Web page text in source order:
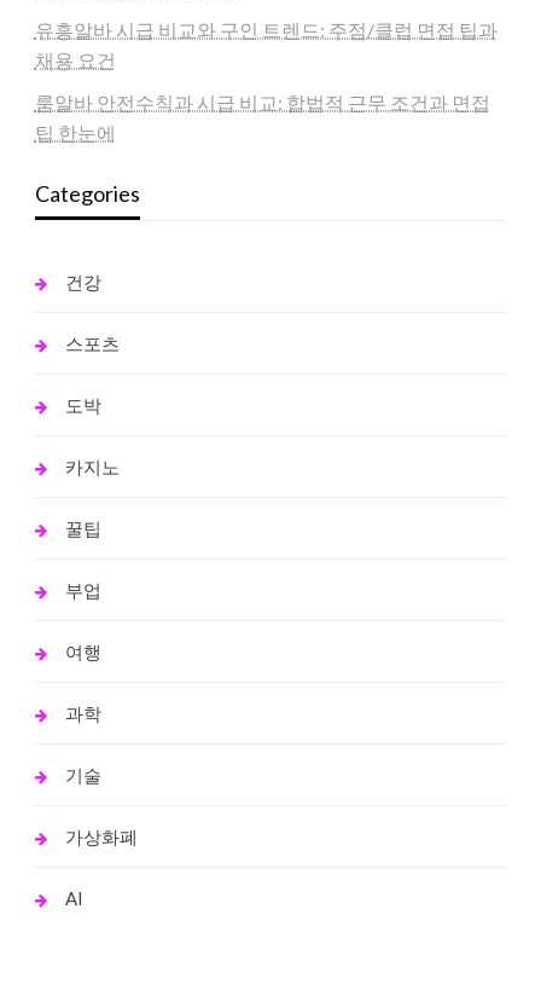
유흥알바 시급 비교와 구인 트렌드: 주점/클럽 면접 팁과
채용 요건
룸알바 안전수칙과 시급 비교: 합법적 근무 조건과 면접
팁 한눈에
Categories
건강
스포츠
도박
카지노
꿀팁
부업
여행
과학
기술
가상화폐
AI